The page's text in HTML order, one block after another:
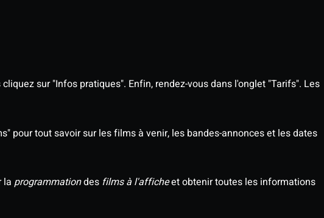
sur "Infos pratiques". Enfin, rendez-vous dans l'onglet "Tarifs". Les
pour tout savoir sur les films à venir, les bandes-annonces et les dates
la programmationdes films à l'afficheet obtenir toutes les informations